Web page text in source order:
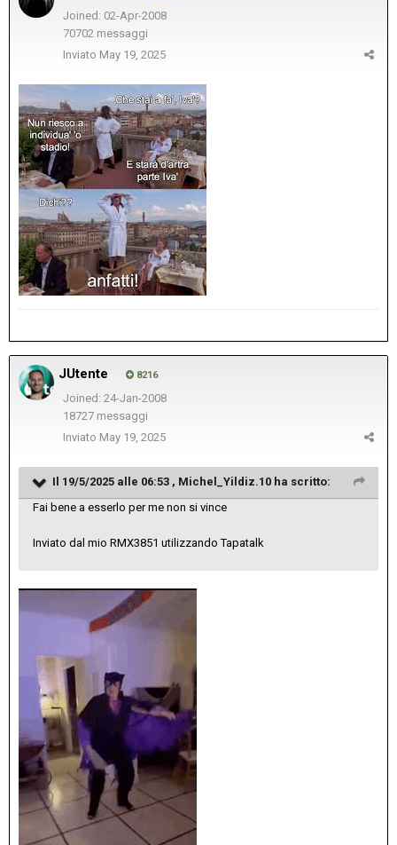
Joined: 02-Apr-2008
70702 messaggi
Inviato May 19, 2025
JUtente 8216
Joined: 24-Jan-2008
18727 messaggi
Inviato May 19, 2025
Il 19/5/2025 alle 06:53 , Michel_Yildiz.10 ha scritto:
Fai bene a esserlo per me non si vince
Inviato dal mio RMX3851 utilizzando Tapatalk